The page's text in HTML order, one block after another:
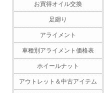
お買得オイル交換
足廻り
アライメント
車種別アライメント価格表
ホイールナット
アウトレット＆中古アイテム